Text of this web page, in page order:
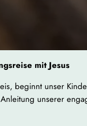
mit Jesus
beginnt unser
unserer